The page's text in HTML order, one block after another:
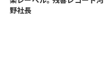
野社長